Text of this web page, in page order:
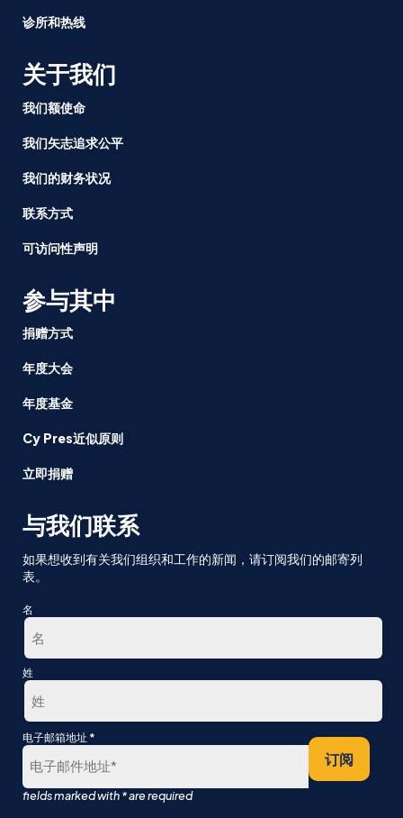
诊所和热线
关于我们
我们额使命
我们矢志追求公平
我们的财务状况
联系方式
可访问性声明
参与其中
捐赠方式
年度大会
年度基金
Cy Pres近似原则
立即捐赠
与我们联系
如果想收到有关我们组织和工作的新闻，请订阅我们的邮寄列
表。
名
第
姓
最
后
电子邮箱地址 *
订阅